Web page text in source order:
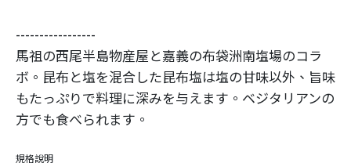
-----------------
馬祖の西尾半島物産屋と嘉義の布袋洲南塩場のコラ
ボ。昆布と塩を混合した昆布塩は塩の甘味以外、旨味
もたっぷりで料理に深みを与えます。ベジタリアンの
方でも食べられます。
規格說明